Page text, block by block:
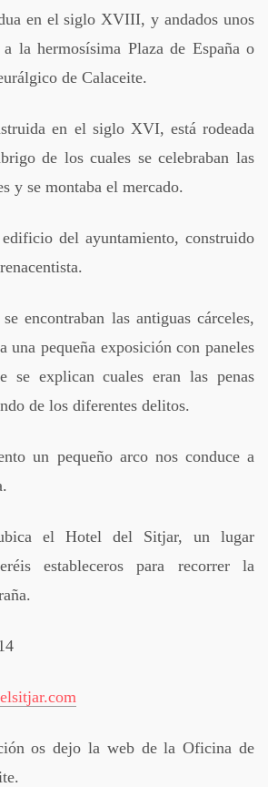
en el siglo XVIII, y andados unos
la hermosísima Plaza de España o
de Calaceite.
en el siglo XVI, está rodeada
de los cuales se celebraban las
y se montaba el mercado.
del ayuntamiento, construido
encontraban las antiguas cárceles,
una pequeña exposición con paneles
se explican cuales eran las penas
de los diferentes delitos.
un pequeño arco nos conduce a
el Hotel del Sitjar, un lugar
estableceros para recorrer la
os dejo la web de la Oficina de